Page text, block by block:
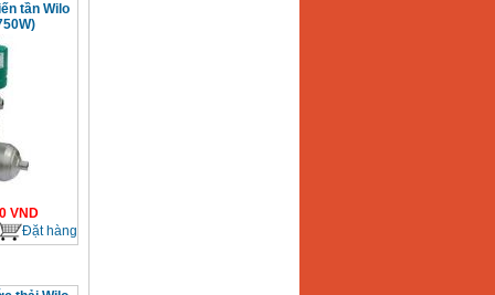
tần Wilo
VND
Đặt hàng